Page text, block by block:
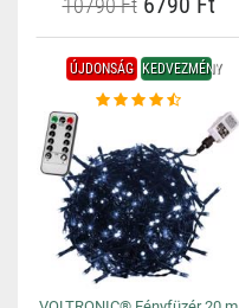
10790 Ft
ÚJDONSÁG KEDVEZMÉNY